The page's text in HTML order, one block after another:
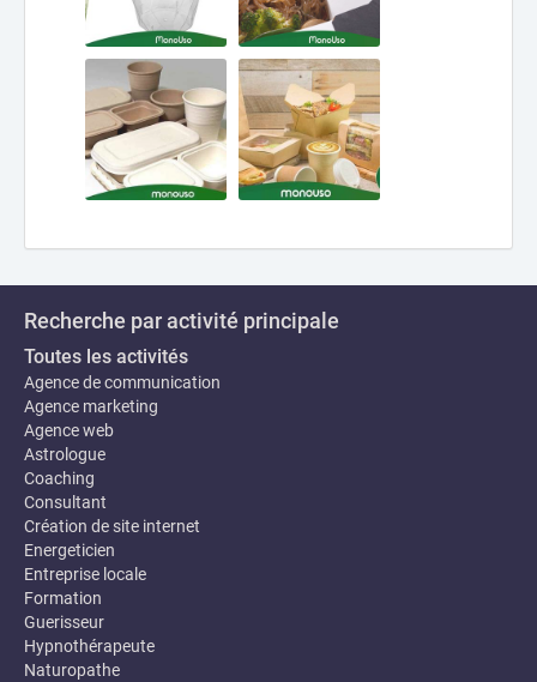
Recherche par activité principale
Toutes les activités
Agence de communication
Agence marketing
Agence web
Astrologue
Coaching
Consultant
Création de site internet
Energeticien
Entreprise locale
Formation
Guerisseur
Hypnothérapeute
Naturopathe